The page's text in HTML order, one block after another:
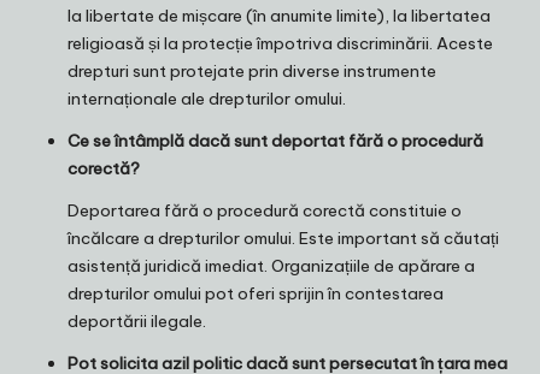
la libertate de mișcare (în anumite limite), la libertatea
religioasă și la protecție împotriva discriminării. Aceste
drepturi sunt protejate prin diverse instrumente
internaționale ale drepturilor omului.
Ce se întâmplă dacă sunt deportat fără o procedură
corectă?
Deportarea fără o procedură corectă constituie o
încălcare a drepturilor omului. Este important să căutați
asistență juridică imediat. Organizațiile de apărare a
drepturilor omului pot oferi sprijin în contestarea
deportării ilegale.
Pot solicita azil politic dacă sunt persecutat în țara mea